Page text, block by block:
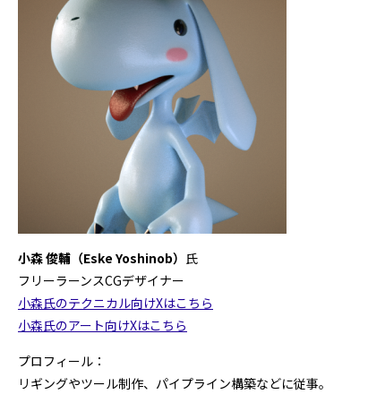
小森 俊輔（Eske Yoshinob） 氏
フリーラーンスCGデザイナー
小森氏のテクニカル向けXはこちら
小森氏のアート向けXはこちら
プロフィール：
リギングやツール制作、パイプライン構築などに従事。